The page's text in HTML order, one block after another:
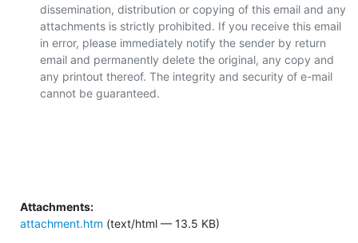
dissemination, distribution or copying of this email and any
attachments is strictly prohibited. If you receive this email
in error, please immediately notify the sender by return
email and permanently delete the original, any copy and
any printout thereof. The integrity and security of e-mail
cannot be guaranteed.
Attachments:
attachment.htm (text/html — 13.5 KB)